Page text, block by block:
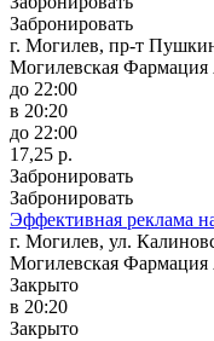
Забронировать
г. Могилев, пр-т
Могилевская
до 22:00
в 20:20
до 22:00
17,25 р.
Забронировать
Забронировать
Эффективная реклама
г. Могилев, ул.
Могилевская
Закрыто
в 20:20
Закрыто